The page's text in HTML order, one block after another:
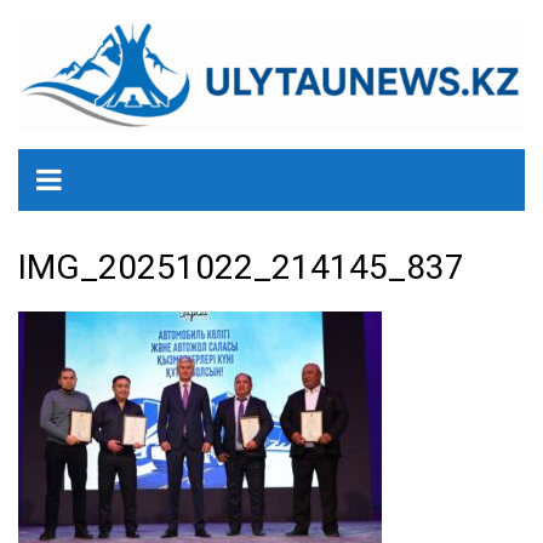
содержанию
IMG_20251022_214145_837